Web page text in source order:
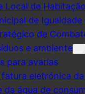
Local de Habitação
de Igualdade
de
e ambiente
para avarias
fatura eletrónica
da água de